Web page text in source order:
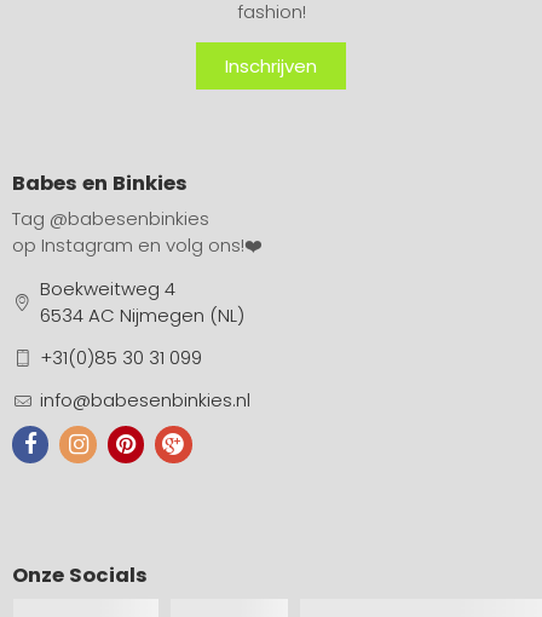
fashion!
Inschrijven
Babes en Binkies
Tag @babesenbinkies
op Instagram en volg ons!❤️
Boekweitweg 4
6534 AC Nijmegen (NL)
+31(0)85 30 31 099
info@babesenbinkies.nl
Onze Socials